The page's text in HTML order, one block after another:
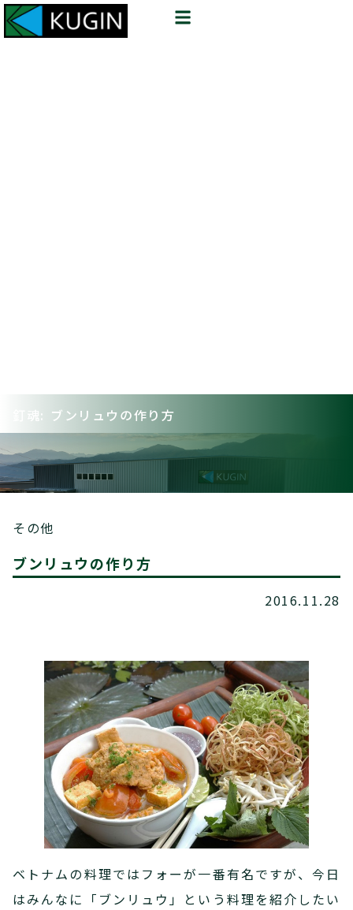
釘魂: ブンリュウの作り方
その他
ブンリュウの作り方
2016.11.28
ベトナムの料理ではフォーが一番有名ですが、今日
はみんなに「ブンリュウ」という料理を紹介したい